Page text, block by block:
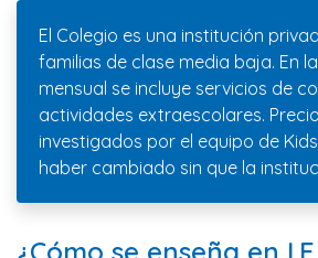
El Colegio es una institución
familias de clase media baja. En
mensual se incluye servicios de
actividades extraescolares.
investigados por el equipo de
haber cambiado sin que la
¿Cómo se enseña en